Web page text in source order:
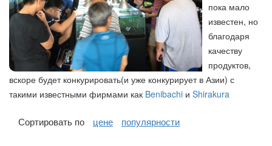
пока мало
известен, но
благодаря
качеству
продуктов,
вскоре будет конкурировать(и уже конкурирует в Азии) с
такими известными фирмами как Benibachi и Shirakura
Сортировать по цене популярности